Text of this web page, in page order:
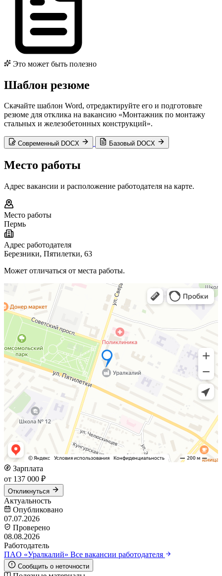
Это может быть полезно
Шаблон резюме
Скачайте шаблон Word, отредактируйте его и подготовьте
резюме для отклика на вакансию «Монтажник по монтажу
стальных и железобетонных конструкций».
Современный DOCX Базовый DOCX
Место работы
Адрес вакансии и расположение работодателя на карте.
Место работы
Пермь
Адрес работодателя
Березники, Пятилетки, 63
Может отличаться от места работы.
Зарплата
от 137 000 ₽
Откликнуться
Актуальность
Опубликовано
07.07.2026
Проверено
08.08.2026
Работодатель
ПAO «Уралкалий» Все вакансии работодателя
Сообщить о неточности